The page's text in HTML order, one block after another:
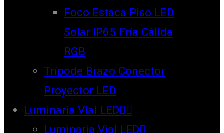
Foco Estaca Piso LED
Solar IP65 Fría Cálida
RGB
Trípode Brazo Conector
Proyector LED
Luminaria Vial LED
Luminaria Vial LED